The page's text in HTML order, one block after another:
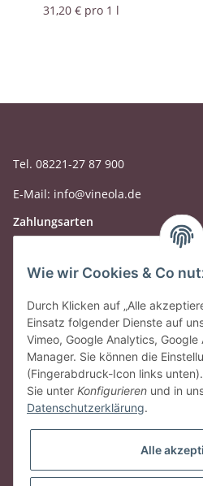
31,20 € pro 1 l
Tel. 08221-27 87 900
E-Mail: info@vineola.de
Zahlungsarten
Wie wir Cookies & Co
Durch Klicken auf „Alle
Einsatz folgender Dienste auf
Vimeo, Google Analytics, Google
Manager. Sie können die
(Fingerabdruck-Icon links
Sie unter Konfigurieren und in
Datenschutzerklärung.
Alle